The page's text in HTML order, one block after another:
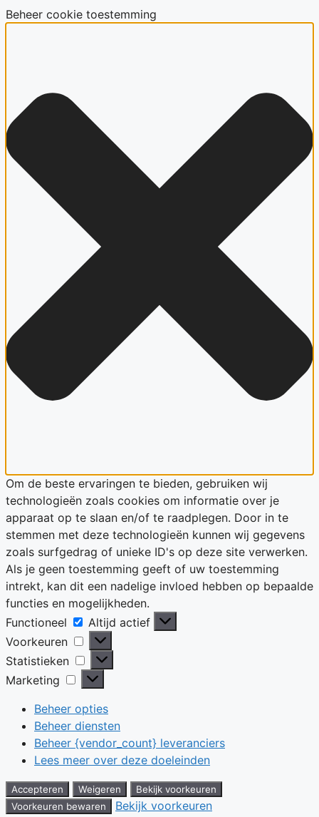
Beheer cookie toestemming
Om de beste ervaringen te bieden, gebruiken wij
technologieën zoals cookies om informatie over je
apparaat op te slaan en/of te raadplegen. Door in te
stemmen met deze technologieën kunnen wij gegevens
zoals surfgedrag of unieke ID's op deze site verwerken.
Als je geen toestemming geeft of uw toestemming
intrekt, kan dit een nadelige invloed hebben op bepaalde
functies en mogelijkheden.
Functioneel
Functioneel
Altijd actief
Voorkeuren
Voorkeuren
Statistieken
Statistieken
Marketing
Marketing
Beheer opties
Beheer diensten
Beheer {vendor_count} leveranciers
Lees meer over deze doeleinden
Accepteren Weigeren
Bekijk voorkeuren
Voorkeuren bewaren
Bekijk voorkeuren